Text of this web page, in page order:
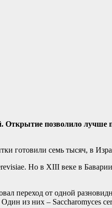
позволило лучше
готовили семь тысяч, в
Но в XIII веке в Баварии
переход от одной
из них – Saccharomyces